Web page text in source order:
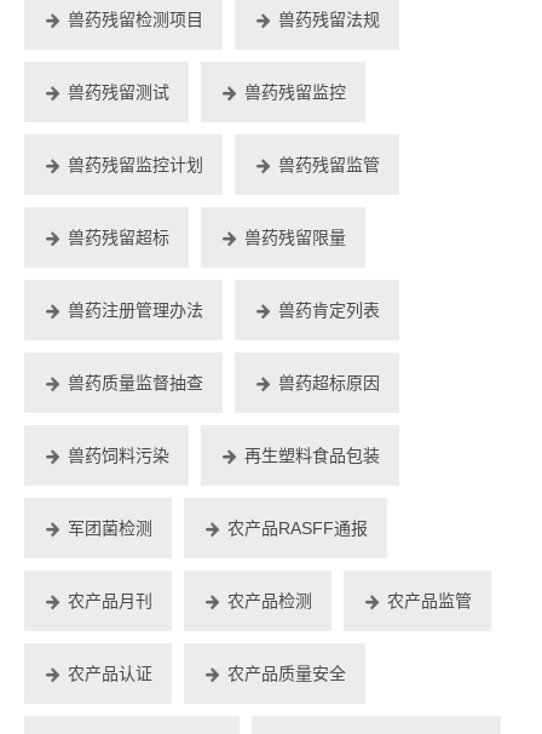
兽药残留检测项目 兽药残留法规
兽药残留测试 兽药残留监控
兽药残留监控计划 兽药残留监管
兽药残留超标 兽药残留限量
兽药注册管理办法 兽药肯定列表
兽药质量监督抽查 兽药超标原因
兽药饲料污染 再生塑料食品包装
军团菌检测 农产品RASFF通报
农产品月刊 农产品检测 农产品监管
农产品认证 农产品质量安全